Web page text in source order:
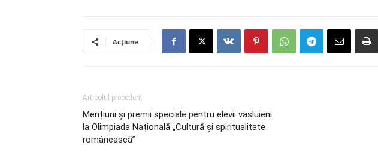
Acțiune
Articolul precedent
Mențiuni și premii speciale pentru elevii vasluieni
la Olimpiada Națională „Cultură și spiritualitate
românească”